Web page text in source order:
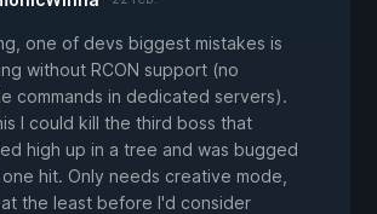
one of devs biggest mistakes is
without RCON support (no
commands in dedicated servers).
I could kill the third boss that
high up in a tree and was bugged
hit. Only needs creative mode,
the least before I'd consider